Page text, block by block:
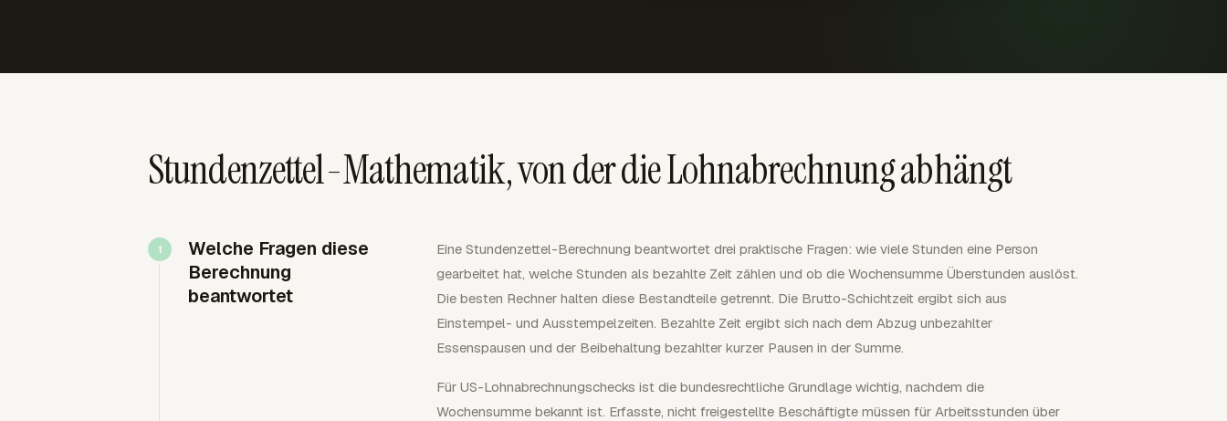
Stundenzettel-Mathematik, von der die Lohnabrechnung abhängt
Welche Fragen diese
Berechnung
beantwortet
Eine Stundenzettel-Berechnung beantwortet drei praktische Fragen: wie viele Stunden eine Person
gearbeitet hat, welche Stunden als bezahlte Zeit zählen und ob die Wochensumme Überstunden auslöst.
Die besten Rechner halten diese Bestandteile getrennt. Die Brutto-Schichtzeit ergibt sich aus
Einstempel- und Ausstempelzeiten. Bezahlte Zeit ergibt sich nach dem Abzug unbezahlter
Essenspausen und der Beibehaltung bezahlter kurzer Pausen in der Summe.
Für US-Lohnabrechnungschecks ist die bundesrechtliche Grundlage wichtig, nachdem die
Wochensumme bekannt ist. Erfasste, nicht freigestellte Beschäftigte müssen für Arbeitsstunden über